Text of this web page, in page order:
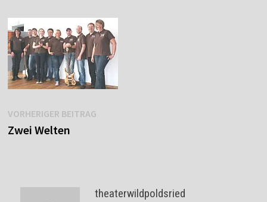
Beitragsnavigation
VORHERIGER BEITRAGVorheriger
Zwei Welten
theaterwildpoldsried